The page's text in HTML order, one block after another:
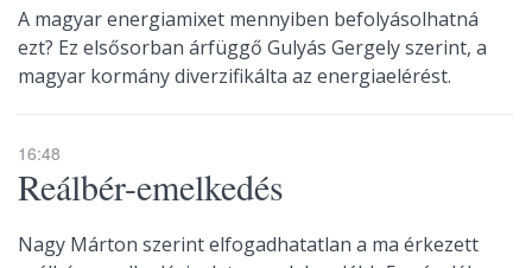
A magyar energiamixet mennyiben befolyásolhatná
ezt? Ez elsősorban árfüggő Gulyás Gergely szerint, a
magyar kormány diverzifikálta az energiaelérést.
16:48
Reálbér-emelkedés
Nagy Márton szerint elfogadhatatlan a ma érkezett